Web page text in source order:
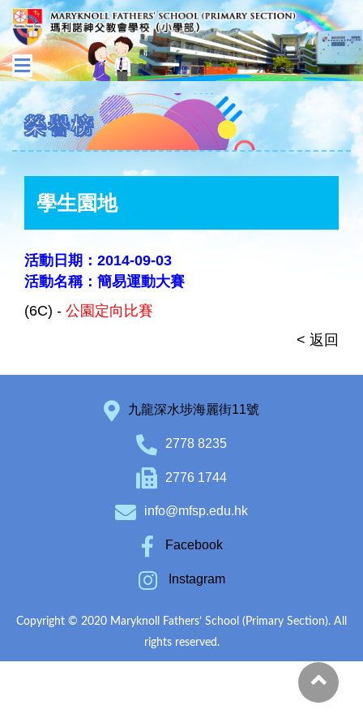
榮譽榜
學生園地
活動日期：2014-09-03
活動名稱：簡易運動大賽
(6C) - 公園定向比賽
< 返回
九龍深水埗海麗街11號
2778 8235
2776 1744
info@mfsp.edu.hk
Facebook
Instagram
Copyright © 2020 Maryknoll Fathers’ School (Primary Section). All
rights reserved.